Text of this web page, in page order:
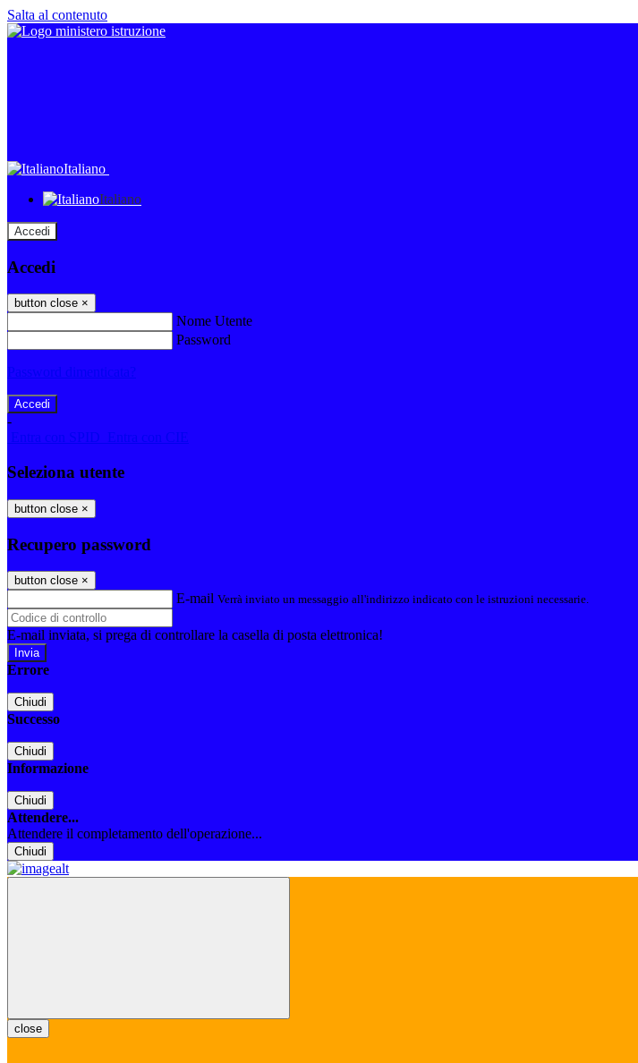
Salta al contenuto
Italiano
Italiano
Accedi
Accedi
button close ×
Nome Utente
Password
Password dimenticata?
-
Entra con SPID
Entra con CIE
Seleziona utente
button close ×
Recupero password
button close ×
E-mail Verrà inviato un messaggio all'indirizzo indicato con le istruzioni necessarie.
E-mail inviata, si prega di controllare la casella di posta elettronica!
Errore
Chiudi
Successo
Chiudi
Informazione
Chiudi
Attendere...
Attendere il completamento dell'operazione...
Chiudi
close